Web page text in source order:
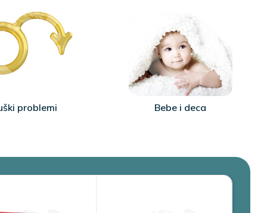
problemi Bebe i deca